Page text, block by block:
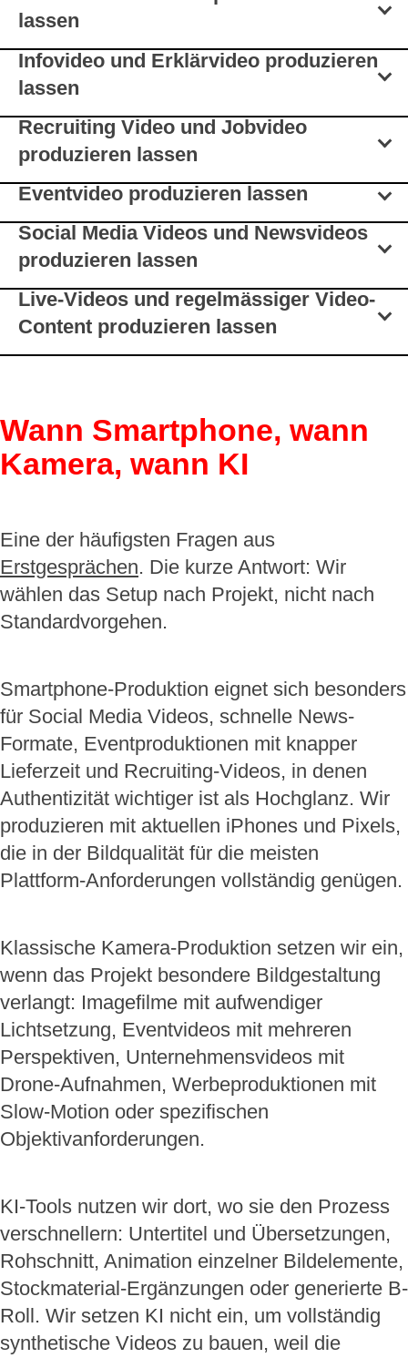
lassen
Infovideo und Erklärvideo produzieren
lassen
Recruiting Video und Jobvideo
produzieren lassen
Eventvideo produzieren lassen
Social Media Videos und Newsvideos
produzieren lassen
Live-Videos und regelmässiger Video-
Content produzieren lassen
Wann Smartphone, wann
Kamera, wann KI
Eine der häufigsten Fragen aus
Erstgesprächen. Die kurze Antwort: Wir
wählen das Setup nach Projekt, nicht nach
Standardvorgehen.
Smartphone-Produktion eignet sich besonders
für Social Media Videos, schnelle News-
Formate, Eventproduktionen mit knapper
Lieferzeit und Recruiting-Videos, in denen
Authentizität wichtiger ist als Hochglanz. Wir
produzieren mit aktuellen iPhones und Pixels,
die in der Bildqualität für die meisten
Plattform-Anforderungen vollständig genügen.
Klassische Kamera-Produktion setzen wir ein,
wenn das Projekt besondere Bildgestaltung
verlangt: Imagefilme mit aufwendiger
Lichtsetzung, Eventvideos mit mehreren
Perspektiven, Unternehmensvideos mit
Drone-Aufnahmen, Werbeproduktionen mit
Slow-Motion oder spezifischen
Objektivanforderungen.
KI-Tools nutzen wir dort, wo sie den Prozess
verschnellern: Untertitel und Übersetzungen,
Rohschnitt, Animation einzelner Bildelemente,
Stockmaterial-Ergänzungen oder generierte B-
Roll. Wir setzen KI nicht ein, um vollständig
synthetische Videos zu bauen, weil die